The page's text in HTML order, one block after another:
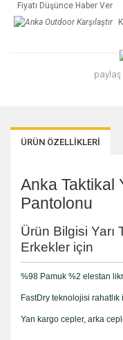
Fiyatı Düşünce Haber Ver
paylaş
ÜRÜN ÖZELLİKLERİ
Anka Taktikal
Pantolonu
Ürün Bilgisi Yarı
Erkekler için
%98 Pamuk %2 elestan
FastDry teknolojisi
Yan kargo cepler, arka